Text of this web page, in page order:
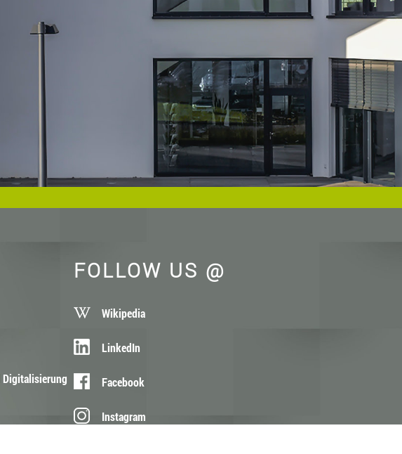
FOLLOW US @
Wikipedia
LinkedIn
Facebook
Instagram